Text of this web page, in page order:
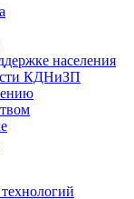
населения
КДНиЗП